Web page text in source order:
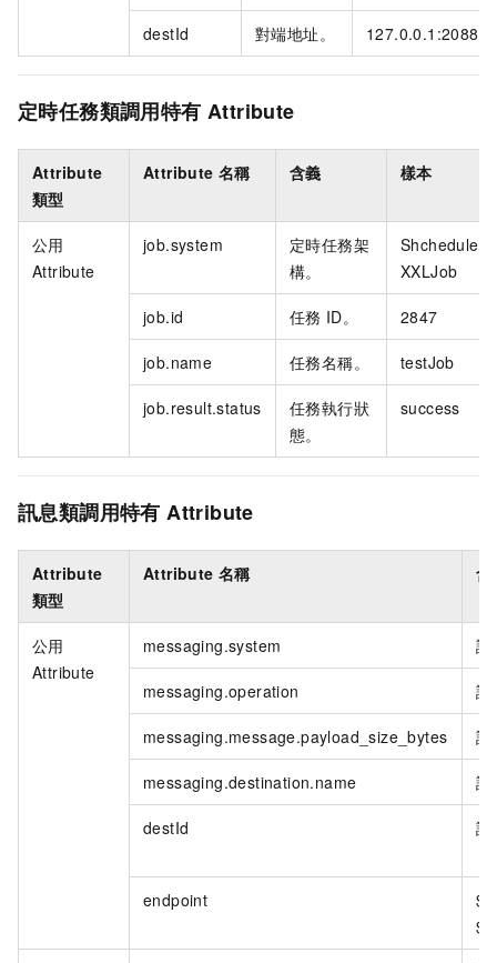
destId 對端地址。 127.0.0.1:20880
定時任務類調用特有 Attribute
Attribute
類型
Attribute 名稱 含義 樣本
公用
Attribute
job.system
定時任務架
構。
XXLJob
job.id 任務 ID。 2847
job.name 任務名稱。 testJob
job.result.status
任務執行狀
態。
success
訊息類調用特有 Attribute
Attribute
類型
Attribute 名稱 含
公用
Attribute
messaging.system 訊
messaging.operation 訊
messaging.message.payload_size_bytes 訊
messaging.destination.name 訊
destId 訊
endpoint